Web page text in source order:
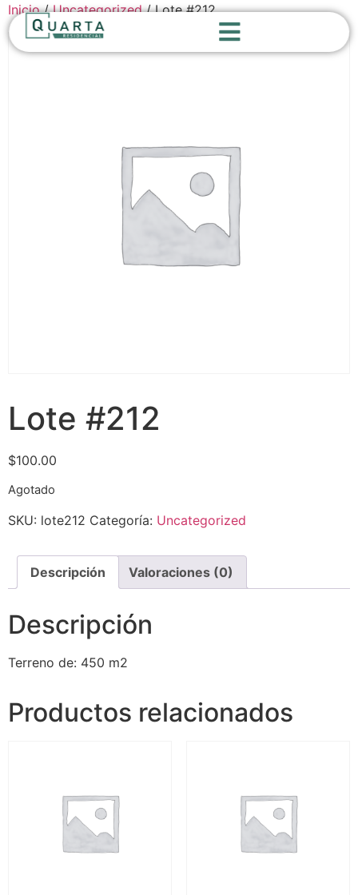
Inicio/Uncategorized/ Lote #212
Lote #212
$100.00
Agotado
SKU: lote212 Categoría: Uncategorized
Descripción Valoraciones (0)
Descripción
Terreno de: 450 m2
Productos relacionados